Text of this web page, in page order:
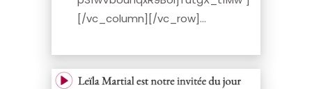
[/vc_column][/vc_row]...